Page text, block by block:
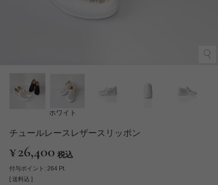
ホワイト
チュールレースレザースリッポン
¥26,400 税込
付与ポイント: 264 Pt.
送料込